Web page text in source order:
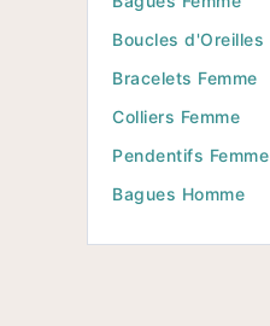
Boucles d'Oreilles
Bracelets Femme
Colliers Femme
Pendentifs Femme
Bagues Homme